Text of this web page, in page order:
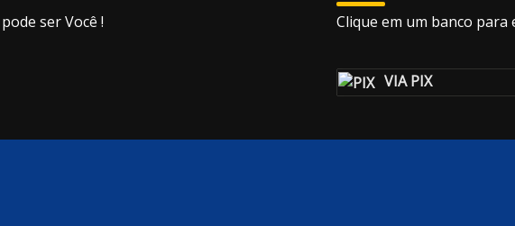
ser Você ! Clique em um banco
VIA PIX